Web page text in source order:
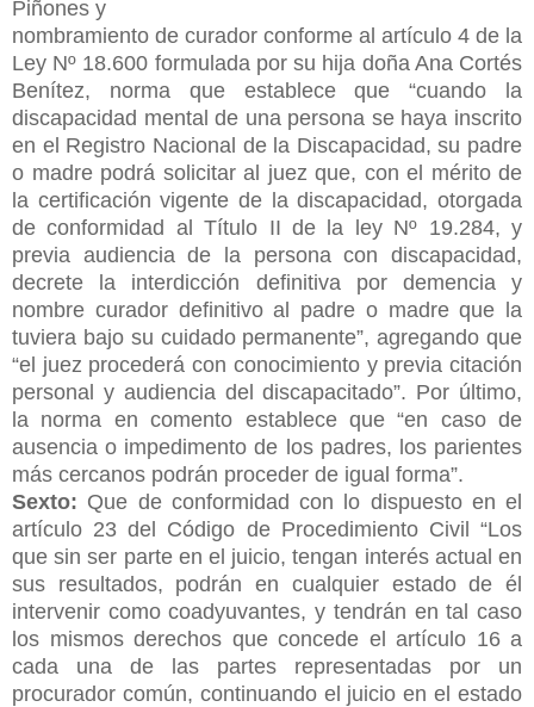
Piñones y
nombramiento de curador conforme al artículo 4 de la
Ley Nº 18.600 formulada por su hija doña Ana Cortés
Benítez, norma que establece que “cuando la
discapacidad mental de una persona se haya inscrito
en el Registro Nacional de la Discapacidad, su padre
o madre podrá solicitar al juez que, con el mérito de
la certificación vigente de la discapacidad, otorgada
de conformidad al Título II de la ley Nº 19.284, y
previa audiencia de la persona con discapacidad,
decrete la interdicción definitiva por demencia y
nombre curador definitivo al padre o madre que la
tuviera bajo su cuidado permanente”, agregando que
“el juez procederá con conocimiento y previa citación
personal y audiencia del discapacitado”. Por último,
la norma en comento establece que “en caso de
ausencia o impedimento de los padres, los parientes
más cercanos podrán proceder de igual forma”.
Sexto: Que de conformidad con lo dispuesto en el
artículo 23 del Código de Procedimiento Civil “Los
que sin ser parte en el juicio, tengan interés actual en
sus resultados, podrán en cualquier estado de él
intervenir como coadyuvantes, y tendrán en tal caso
los mismos derechos que concede el artículo 16 a
cada una de las partes representadas por un
procurador común, continuando el juicio en el estado